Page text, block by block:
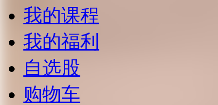
我的课程
我的福利
自选股
购物车